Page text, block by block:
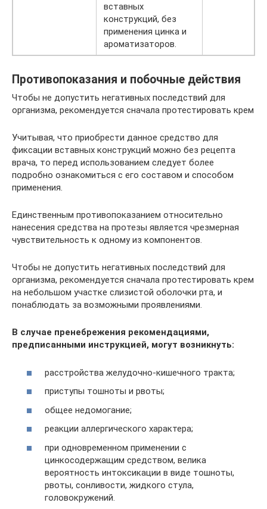
вставных
конструкций, без
применения цинка и
ароматизаторов.
Противопоказания и побочные действия
Чтобы не допустить негативных последствий для
организма, рекомендуется сначала протестировать крем
Учитывая, что приобрести данное средство для
фиксации вставных конструкций можно без рецепта
врача, то перед использованием следует более
подробно ознакомиться с его составом и способом
применения.
Единственным противопоказанием относительно
нанесения средства на протезы является чрезмерная
чувствительность к одному из компонентов.
Чтобы не допустить негативных последствий для
организма, рекомендуется сначала протестировать крем
на небольшом участке слизистой оболочки рта, и
понаблюдать за возможными проявлениями.
В случае пренебрежения рекомендациями,
предписанными инструкцией, могут возникнуть:
расстройства желудочно-кишечного тракта;
приступы тошноты и рвоты;
общее недомогание;
реакции аллергического характера;
при одновременном применении с
цинкосодержащим средством, велика
вероятность интоксикации в виде тошноты,
рвоты, сонливости, жидкого стула,
головокружений.